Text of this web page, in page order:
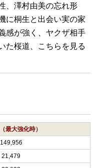
、澤村由美の忘れ形
に桐生と出会い実の家
感が強く、ヤクザ相手
た桜道、こちらを見る
最大強化時）
149,956
21,479